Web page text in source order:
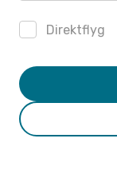
Direktflyg